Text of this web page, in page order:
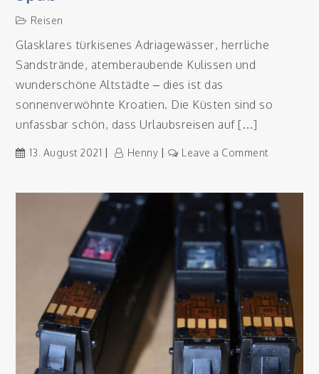
Reisen
Glasklares türkisenes Adriagewässer, herrliche
Sandstrände, atemberaubende Kulissen und
wunderschöne Altstädte – dies ist das
sonnenverwöhnte Kroatien. Die Küsten sind so
unfassbar schön, dass Urlaubsreisen auf […]
13. August 2021 Henny Leave a Commenton
in
mieten
–
so
macht
Urlaub
richtig
Spaß